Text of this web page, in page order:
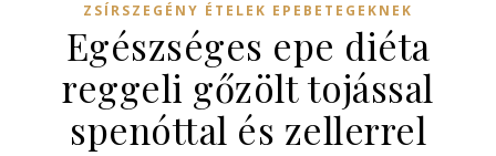
ZSÍRSZEGÉNY ÉTELEK EPEBETEGEKNEK
Egészséges epe diéta
reggeli gőzölt tojással
spenóttal és zellerrel